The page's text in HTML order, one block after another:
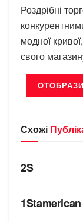
Роздрібні
модної
свого
Схожі
БРЕНДИ
2S
1Stamerican